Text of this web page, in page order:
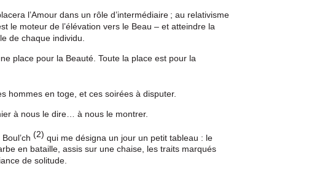
l’Amour dans un rôle d’intermédiaire ; au relativisme
le moteur de l’élévation vers le Beau – et atteindre la
de chaque individu.
place pour la Beauté. Toute la place est pour la
hommes en toge, et ces soirées à disputer.
à nous le dire… à nous le montrer.
(2) qui me désigna un jour un petit tableau : le
en bataille, assis sur une chaise, les traits marqués
de solitude.